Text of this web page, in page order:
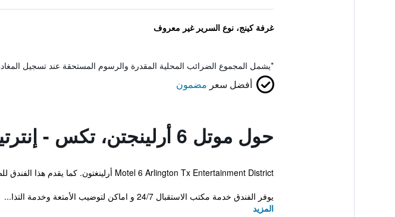
غرفة كينج، نوع السرير غير معروف
*يشمل المجموع الضرائب المحلية المقدرة والرسوم المستحقة عند تسجيل
أفضل سعر مضمون
حول موتل 6 أرلينجتن، تكس - إنترتينمينت دستريكت
Motel 6 Arlington Tx Entertainment District أرلينغتون. كما يقدم هذا الفندق للضيوف صالون للشعر، مسبح خارجي وغرفة اجتماعات.
يوفر الفندق خدمة مكتب الاستقبال 24/7 و اماكن لتوضيب الأمتعة وخدمة التذا...
المزيد